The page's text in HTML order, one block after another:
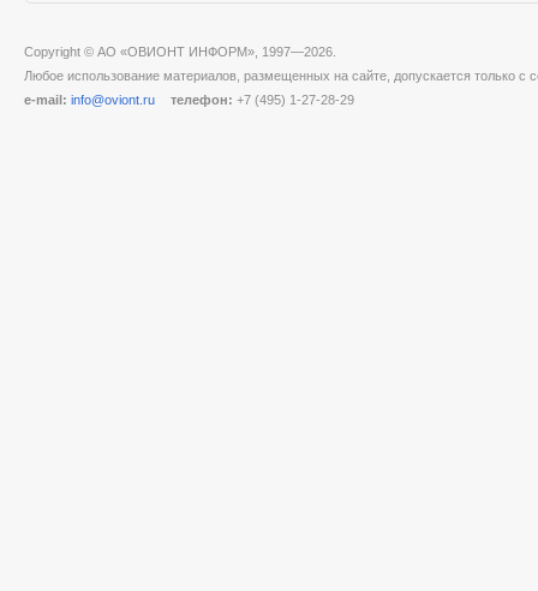
Copyright © АО «ОВИОНТ ИНФОРМ», 1997—2026.
Любое использование материалов, размещенных на сайте, допускается только с
e-mail: info@oviont.ru телефон: +7 (495) 1-27-28-29